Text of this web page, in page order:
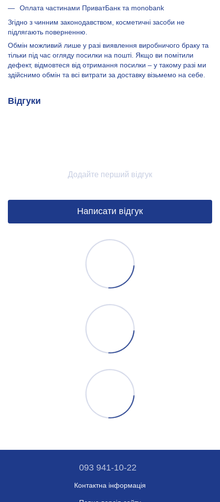
Оплата частинами ПриватБанк та monobank
Згідно з чинним законодавством, косметичні засоби не
підлягають поверненню.
Обмін можливий лише у разі виявлення виробничого браку та
тільки під час огляду посилки на пошті. Якщо ви помітили
дефект, відмовтеся від отримання посилки – у такому разі ми
здійснимо обмін та всі витрати за доставку візьмемо на себе.
Відгуки
Додайте перший відгук
Написати відгук
093 941-10-22
Контактна інформація